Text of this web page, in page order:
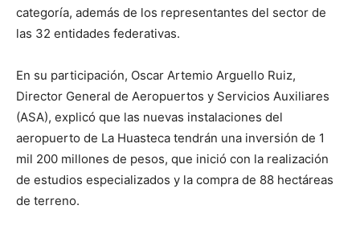
categoría, además de los representantes del sector de
las 32 entidades federativas.
En su participación, Oscar Artemio Arguello Ruiz,
Director General de Aeropuertos y Servicios Auxiliares
(ASA), explicó que las nuevas instalaciones del
aeropuerto de La Huasteca tendrán una inversión de 1
mil 200 millones de pesos, que inició con la realización
de estudios especializados y la compra de 88 hectáreas
de terreno.